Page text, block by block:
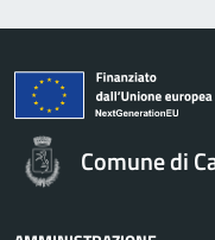
Comune di